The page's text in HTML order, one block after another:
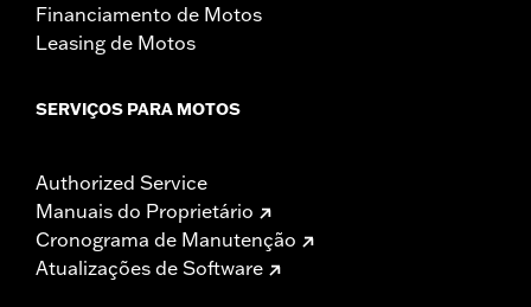
Financiamento de Motos
Leasing de Motos
SERVIÇOS PARA MOTOS
Authorized Service
Manuais do Proprietário
Cronograma de Manutenção
Atualizações de Software